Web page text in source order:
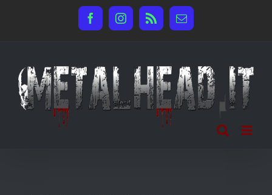
FacebookInstagram
Rss Email